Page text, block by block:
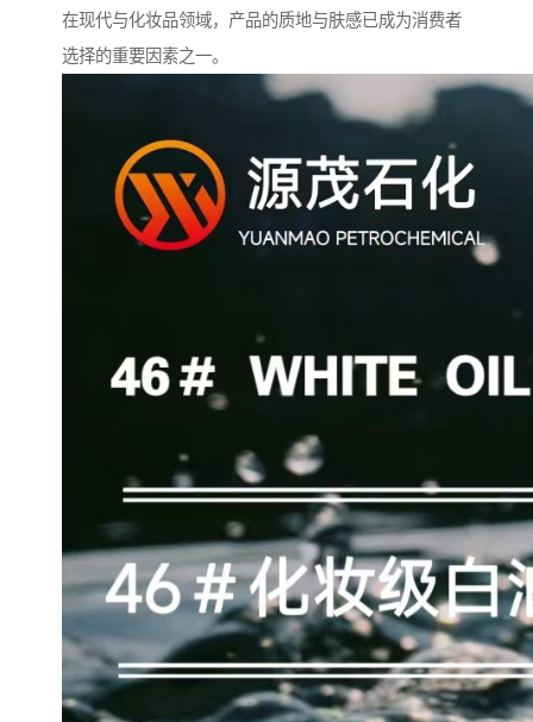
在现代与化妆品领域，产品的质地与肤感已成为消费者
选择的重要因素之一。